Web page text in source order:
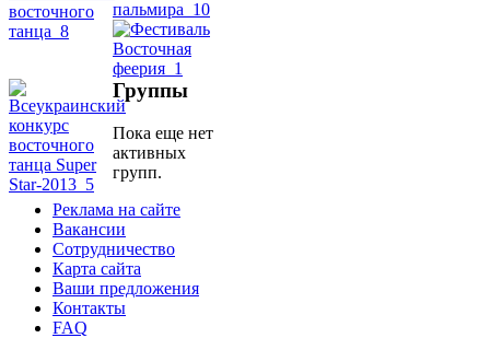
Группы
Пока еще нет
активных
групп.
Реклама на сайте
Вакансии
Сотрудничество
Карта сайта
Ваши предложения
Контакты
FAQ